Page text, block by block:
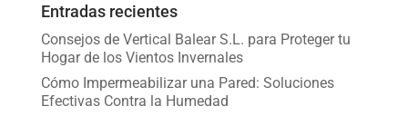
Entradas recientes
Consejos de Vertical Balear S.L. para Proteger tu
Hogar de los Vientos Invernales
Cómo Impermeabilizar una Pared: Soluciones
Efectivas Contra la Humedad